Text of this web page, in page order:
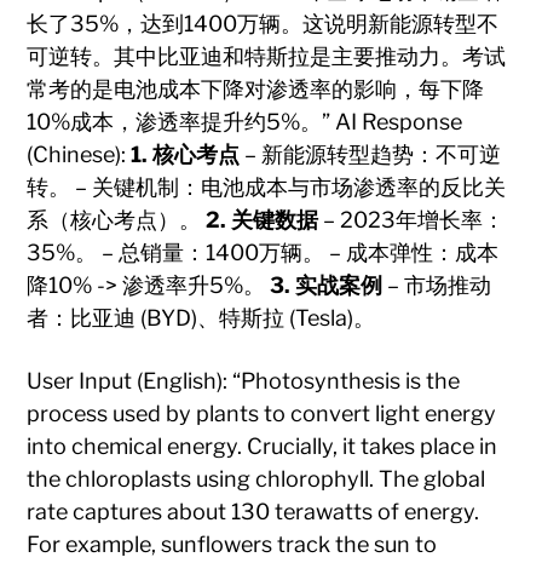
长了35%，达到1400万辆。这说明新能源转型不
可逆转。其中比亚迪和特斯拉是主要推动力。考试
常考的是电池成本下降对渗透率的影响，每下降
10%成本，渗透率提升约5%。” AI Response
(Chinese):1. 核心考点 – 新能源转型趋势：不可逆
转。 – 关键机制：电池成本与市场渗透率的反比关
系（核心考点）。2. 关键数据– 2023年增长率：
35%。 – 总销量：1400万辆。 – 成本弹性：成本
降10% -> 渗透率升5%。3. 实战案例 – 市场推动
者：比亚迪 (BYD)、特斯拉 (Tesla)。
User Input (English): “Photosynthesis is the
process used by plants to convert light energy
into chemical energy. Crucially, it takes place in
the chloroplasts using chlorophyll. The global
rate captures about 130 terawatts of energy.
For example, sunflowers track the sun to